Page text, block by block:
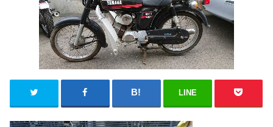
LINE